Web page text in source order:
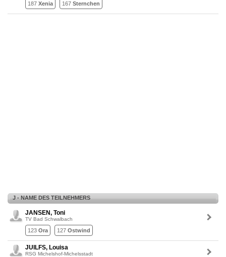
187 Xenia 167 Sternchen
J - NAME DES TEILNEHMERS
JANSEN, Toni
TV Bad Schwalbach
123 Ora 127 Ostwind
JUILFS, Louisa
RSG Michelshof-Michelsstadt